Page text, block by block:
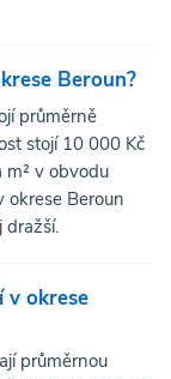
Beroun?
průměrně
stojí 10 000 Kč
m² v obvodu
okrese Beroun
dražší.
v okrese
průměrnou